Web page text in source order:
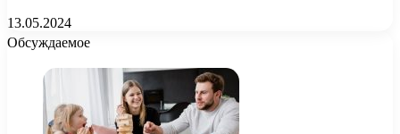
13.05.2024
Обсуждаемое